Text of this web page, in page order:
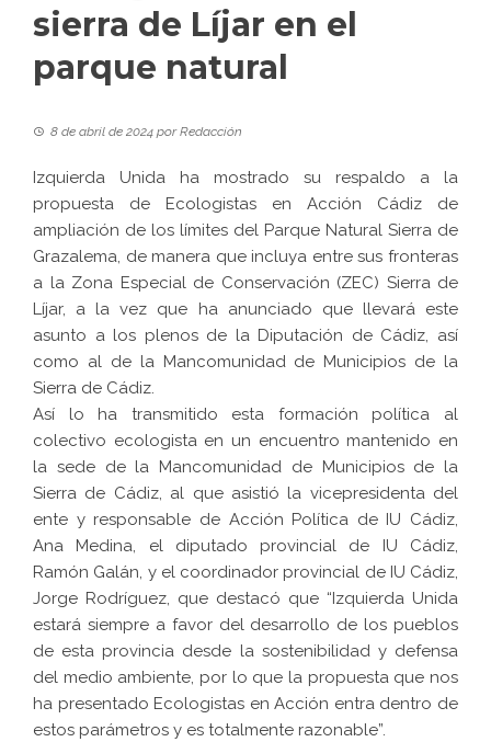
sierra de Líjar en el
parque natural
8 de abril de 2024 porRedacción
Izquierda Unida ha mostrado su respaldo a la
propuesta de
Ecologistas en Acción Cádiz de
ampliación de los límites del Parque Natural Sierra de
Grazalema, de manera que incluya entre sus fronteras
a la Zona Especial de Conservación (ZEC) Sierra de
Líjar, a la vez que ha anunciado que llevará este
asunto a los plenos de la Diputación de Cádiz, así
como al de la Mancomunidad de Municipios de la
Sierra de Cádiz.
Así lo ha transmitido esta formación política al
colectivo ecologista en un encuentro mantenido en
la sede de la Mancomunidad de Municipios de la
Sierra de Cádiz, al que asistió la vicepresidenta del
ente y responsable de Acción Política de IU Cádiz,
Ana Medina, el diputado provincial de IU Cádiz,
Ramón Galán, y el coordinador provincial de IU Cádiz,
Jorge Rodríguez, que destacó que “Izquierda Unida
estará siempre a favor del desarrollo de los pueblos
de esta provincia desde la sostenibilidad y defensa
del medio ambiente, por lo que la propuesta que nos
ha presentado Ecologistas en Acción entra dentro de
estos parámetros y es totalmente razonable”.